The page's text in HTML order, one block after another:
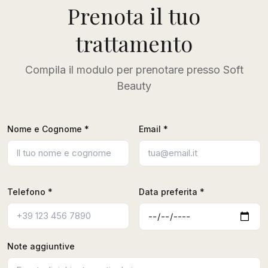
Prenota il tuo
trattamento
Compila il modulo per prenotare presso Soft
Beauty
Nome e Cognome * Email *
Telefono * Data preferita *
Note aggiuntive